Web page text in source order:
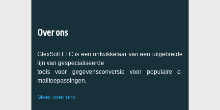
Over ons
GlexSoft LLC is een ontwikkelaar van een uitgebreide
lijn van gespecialiseerde
tools voor gegevensconversie voor populaire e-
mailtoepassingen.
Meer over ons...